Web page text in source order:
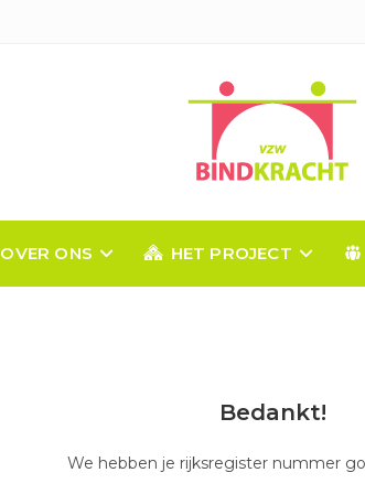
OVER ONS HET PROJECT
Bedankt!
We hebben je rijksregister nummer